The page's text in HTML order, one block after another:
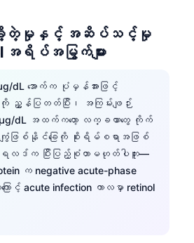
ချို့တဲ့မှုနှင့် အဆိပ်သင့်မှု
ရိပ်အမြွက်များ
dL အောက်က ပုံမှန်အားဖြင့်
ညွှန်ပြတတ်ပြီး၊ အကြမ်းဖျဉ်း
µg/dL အထက်ကတော့ လက္ခဏာတွေ ကိုက်
ဖြစ်နိုင်ခြေကို စိုးရိမ်စရာအဖြစ်
ဒ်က ပြီးပြည့်စုံတာမဟုတ်ပါဘူး—
က negative acute-phase
ောင့် acute infection ကာလမှာ retinol